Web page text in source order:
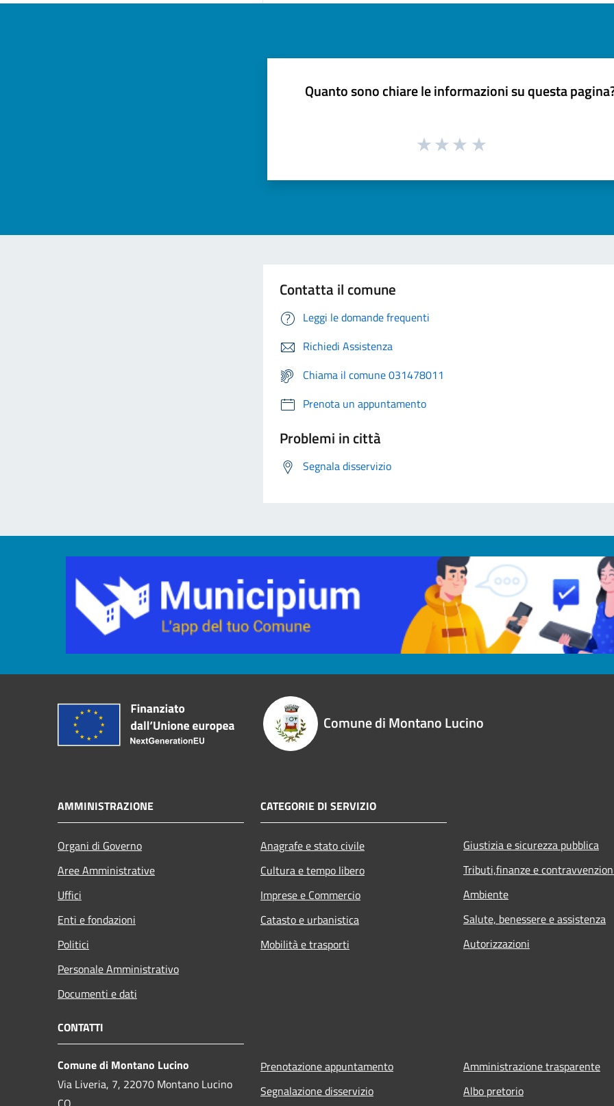
Quanto sono chiare le informazioni su questa
Contatta il comune
Leggi le domande frequenti
Richiedi Assistenza
Chiama il comune 031478011
Prenota un appuntamento
Problemi in città
Segnala disservizio
Comune di Montano Lucino
AMMINISTRAZIONE
Organi di Governo
Aree Amministrative
Uffici
Enti e fondazioni
Politici
Personale Amministrativo
Documenti e dati
CATEGORIE DI SERVIZIO
Anagrafe e stato civile
Cultura e tempo libero
Imprese e Commercio
Catasto e urbanistica
Mobilità e trasporti
Giustizia e sicurezza pubblica
Tributi,finanze e
Ambiente
Salute, benessere e assistenza
Autorizzazioni
CONTATTI
Comune di Montano Lucino
Via Liveria, 7, 22070 Montano Lucino
Prenotazione appuntamento
Segnalazione disservizio
Amministrazione trasparente
Albo pretorio